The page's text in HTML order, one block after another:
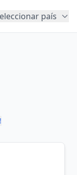
país